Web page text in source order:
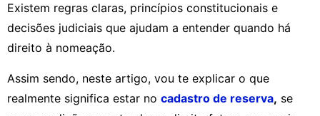
Existem regras claras, princípios constitucionais e
decisões judiciais que ajudam a entender quando há
direito à nomeação.
Assim sendo, neste artigo, vou te explicar o que
realmente significa estar no cadastro de reserva, se